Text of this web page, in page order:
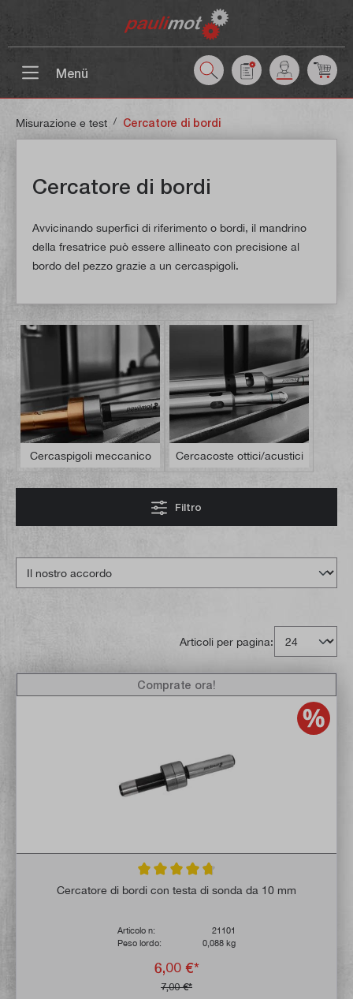
Menü
Misurazione e test / Cercatore di bordi
Cercatore di bordi
Avvicinando superfici di riferimento o bordi, il mandrino
della fresatrice può essere allineato con precisione al
bordo del pezzo grazie a un cercaspigoli.
Cercaspigoli meccanico Cercacoste ottici/acustici
Filtro
Articoli per pagina:
Valutazione media di 4.8 su 5 stelle
Cercatore di bordi con testa di sonda da 10 mm
Articolo n:
21101
Peso lordo:
0,088 kg
6,00 €*
7,00 €*
Comprate ora!